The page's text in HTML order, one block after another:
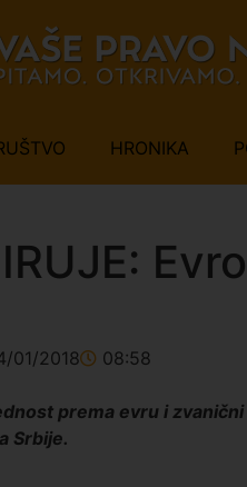
HRONIKA
01/2018 08:58
prema evru i
Srbije.